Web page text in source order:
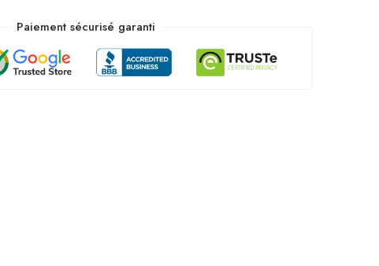
Paiement sécurisé garanti